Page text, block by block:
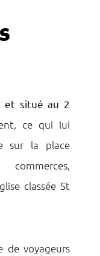
et situé au 2
ce qui lui
sur la place
classée St
de voyageurs